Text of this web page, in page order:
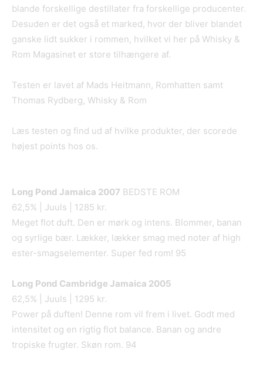
blande forskellige destillater fra forskellige producenter.
Desuden er det også et marked, hvor der bliver blandet
ganske lidt sukker i rommen, hvilket vi her på Whisky &
Rom Magasinet er store tilhængere af.
Testen er lavet af Mads Heitmann, Romhatten samt
Thomas Rydberg, Whisky & Rom
Læs testen og find ud af hvilke produkter, der scorede
højest points hos os.
Long Pond Jamaica 2007 BEDSTE ROM
62,5% | Juuls | 1285 kr.
Meget flot duft. Den er mørk og intens. Blommer, banan
og syrlige bær. Lækker, lækker smag med noter af high
ester-smagselementer. Super fed rom! 95
Long Pond Cambridge Jamaica 2005
62,5% | Juuls | 1295 kr.
Power på duften! Denne rom vil frem i livet. Godt med
intensitet og en rigtig flot balance. Banan og andre
tropiske frugter. Skøn rom. 94